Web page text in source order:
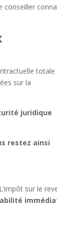
conseiller
totale
sur la
juridique
restez ainsi
sur le